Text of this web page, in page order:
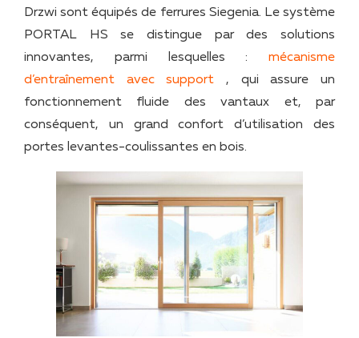
Drzwi sont équipés de ferrures Siegenia. Le système
PORTAL HS se distingue par des solutions
innovantes, parmi lesquelles : mécanisme
d’entraînement avec support , qui assure un
fonctionnement fluide des vantaux et, par
conséquent, un grand confort d’utilisation des
portes levantes-coulissantes en bois.